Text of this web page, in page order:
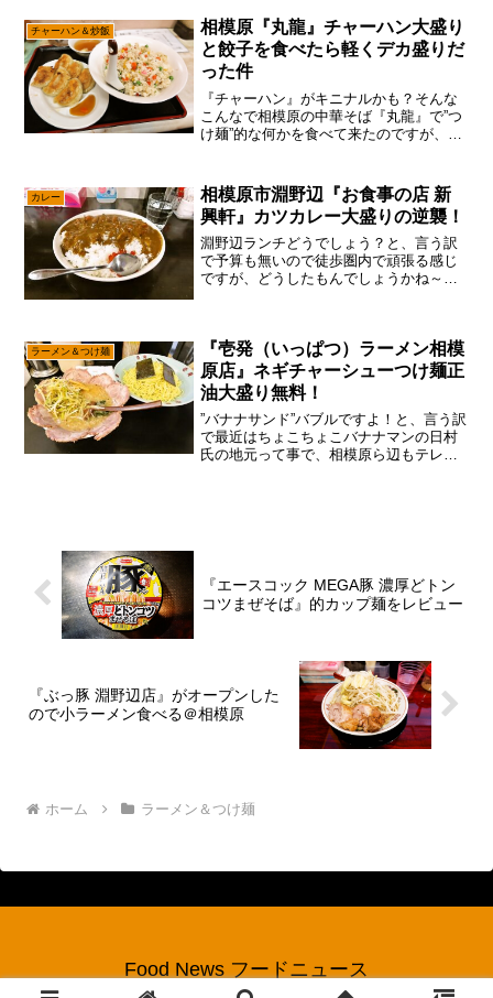
向けに一通り布教しなきゃですんで！ま
あね～正直言うと、大体...
チャーハン＆炒飯
相模原『丸龍』チャーハン大盛り
と餃子を食べたら軽くデカ盛りだ
った件
『チャーハン』がキニナルかも？そんな
こんなで相模原の中華そば『丸龍』で”つ
け麺”的な何かを食べて来たのですが、何
と言うよりは中華料理屋さん、すなわち
町中華としての側面も...
カレー
相模原市淵野辺『お食事の店 新
興軒』カツカレー大盛りの逆襲！
淵野辺ランチどうでしょう？と、言う訳
で予算も無いので徒歩圏内で頑張る感じ
ですが、どうしたもんでしょうかね～い
何はともあれ広告を（略だ...
ラーメン＆つけ麺
『壱発（いっぱつ）ラーメン相模
原店』ネギチャーシューつけ麺正
油大盛り無料！
”バナナサンド”バブルですよ！と、言う訳
で最近はちょこちょこバナナマンの日村
氏の地元って事で、相模原ら辺もテレビ
『エースコック MEGA豚 濃厚どトン
コツまぜそば』的カップ麺をレビュー
『ぶっ豚 淵野辺店』がオープンした
ので小ラーメン食べる＠相模原
ホーム ラーメン＆つけ麺
Food News フードニュース